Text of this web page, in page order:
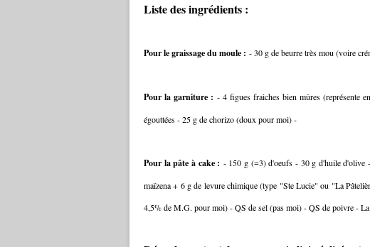
Liste des ingrédients :
Pour le graissage du moule : - 30 g de beurre très mou (voire
Pour la garniture :- 4 figues fraiches bien mûres (représente
égouttées - 25 g de chorizo (doux pour moi) -
Pour la pâte à cake : - 150 g (=3) d'oeufs - 30 g d'huile d'olive
maïzena + 6 g de levure chimique (type "Ste Lucie" ou "La
4,5% de M.G. pour moi) - QS de sel (pas moi) - QS de poivre -